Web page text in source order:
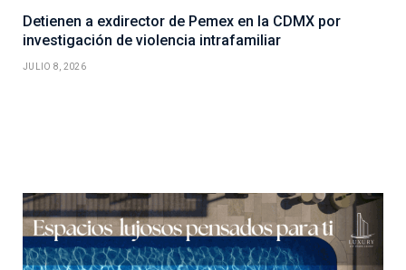
Detienen a exdirector de Pemex en la CDMX por
investigación de violencia intrafamiliar
JULIO 8, 2026